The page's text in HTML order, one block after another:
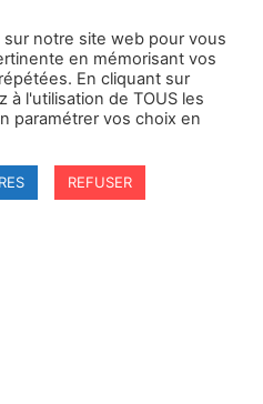
notre site web pour vous
en mémorisant vos
En cliquant sur
l'utilisation de TOUS les
paramétrer vos choix en
REFUSER